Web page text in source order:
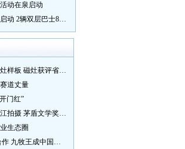
动在泉启动
晋江春节免费旅游公交专线启动 2辆双层巴士8辆铛铛车带你游
打造产城融合、共同富裕磁灶样板 磁灶获评省级乡村振兴示范乡镇
道丈量
门红”
纪录片《走近这片海》来晋江拍摄 茅盾文学奖得主麦家探寻晋江“海海”人生
生态圈
解锁新身份 开启更深层次合作 九牧王成中国奥委会官方赞助商